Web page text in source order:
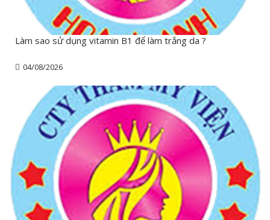
Làm sao sử dụng vitamin B1 để làm trắng da ?
04/08/2026